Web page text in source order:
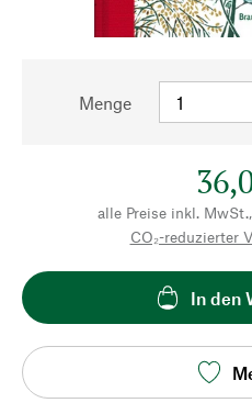
Menge
alle Preise inkl.
CO₂-reduzierter
In den